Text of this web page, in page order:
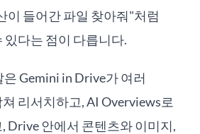
이 들어간 파일 찾아줘"처럼
있다는 점이 다릅니다.
Gemini in Drive가 여러
리서치하고, AI Overviews로
Drive 안에서 콘텐츠와 이미지,